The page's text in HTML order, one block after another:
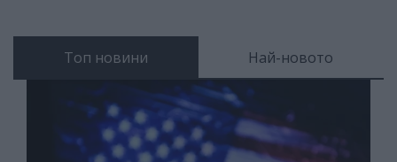
Топ новини Най-новото